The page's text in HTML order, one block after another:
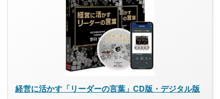
経営に活かす「リーダーの言葉」CD版・デジタル版